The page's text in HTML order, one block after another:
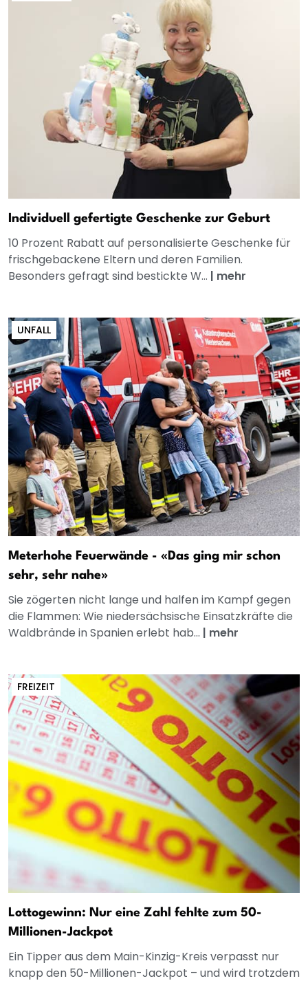
Individuell gefertigte Geschenke zur Geburt
10 Prozent Rabatt auf personalisierte Geschenke für
frischgebackene Eltern und deren Familien.
Besonders gefragt sind bestickte W... | mehr
UNFALL
Meterhohe Feuerwände - «Das ging mir schon
sehr, sehr nahe»
Sie zögerten nicht lange und halfen im Kampf gegen
die Flammen: Wie niedersächsische Einsatzkräfte die
Waldbrände in Spanien erlebt hab... | mehr
FREIZEIT
Lottogewinn: Nur eine Zahl fehlte zum 50-
Millionen-Jackpot
Ein Tipper aus dem Main-Kinzig-Kreis verpasst nur
knapp den 50-Millionen-Jackpot – und wird trotzdem